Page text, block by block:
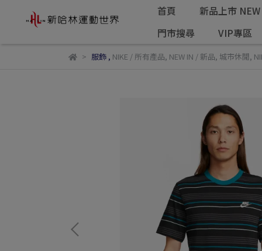
首頁
新品上市
門市搜尋
VIP專區
服飾, NIKE / 所有產品, NEW IN / 新品, 城市休閒,